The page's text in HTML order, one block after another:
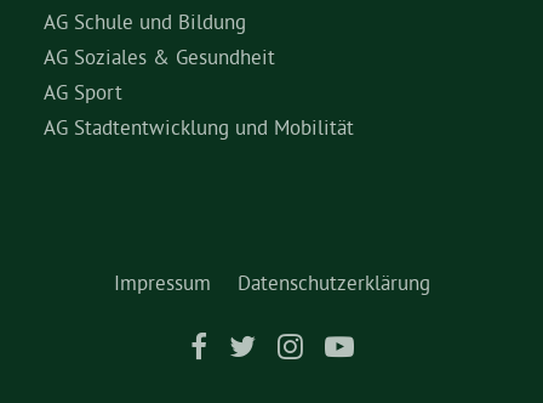
AG Schule und Bildung
AG Soziales & Gesundheit
AG Sport
AG Stadtentwicklung und Mobilität
Impressum Datenschutzerklärung